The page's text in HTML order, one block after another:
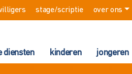
stage/scriptie over ons
diensten kinderen jongeren